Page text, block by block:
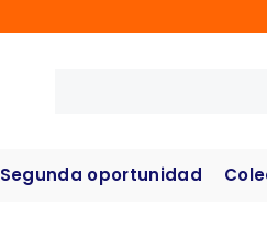
Segunda oportunidad